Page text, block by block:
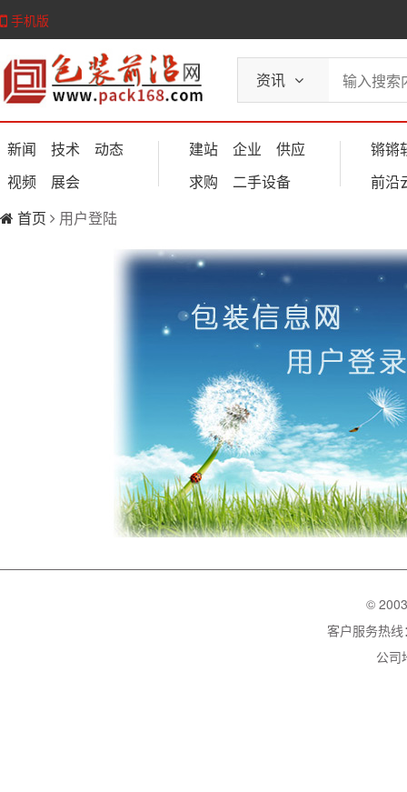
手机版
资讯
新闻 技术
动态
视频
展会
建站 企业
供应
求购
二手设备
锵锵
前沿
首页
用户登陆
©
客户服务热
公司